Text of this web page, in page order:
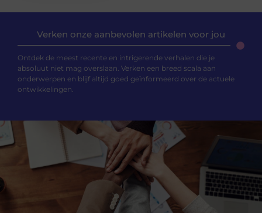
Verken onze aanbevolen artikelen voor jou
Ontdek de meest recente en intrigerende verhalen die je
absoluut niet mag overslaan. Verken een breed scala aan
onderwerpen en blijf altijd goed geïnformeerd over de actuele
ontwikkelingen.